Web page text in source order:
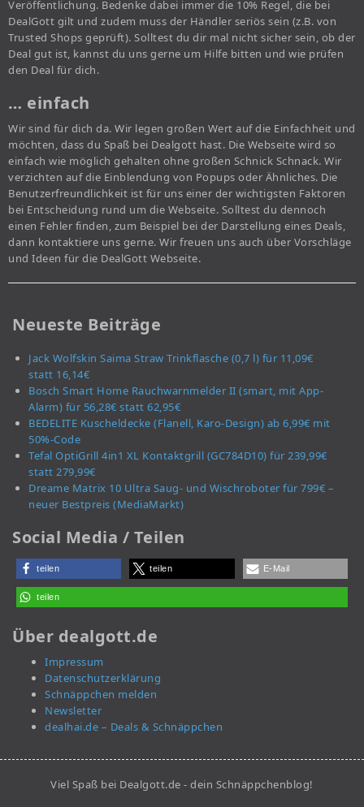
Veröffentlichung. Bedenke dabei immer die 10% Regel, die bei
DealGott gilt und zudem muss der Händler seriös sein (z.B. von
Trusted Shops geprüft). Solltest du dir mal nicht sicher sein, ob der
Deal gut ist, kannst du uns gerne um Hilfe bitten und wie prüfen
den Deal für dich.
… einfach
Wir sind für dich da. Wir legen großen Wert auf die Einfachheit und
möchten, dass du Spaß bei Dealgott hast. Die Webseite wird so
einfach wie möglich gehalten ohne großen Schnick Schnack. Wir
verzichten auf die Einblendung von Popups oder Ähnliches. Die
Benutzerfreundlichkeit ist für uns einer der wichtigsten Faktoren
bei Entscheidung rund um die Webseite. Solltest du dennoch
einen Fehler finden, zum Beispiel bei der Darstellung eines Deals,
dann kontaktiere uns gerne. Wir freuen uns auch über Vorschläge
und Ideen für die DealGott Webseite.
Neueste Beiträge
Jack Wolfskin Saima Straw Trinkflasche (0,7 l) für 11,09€
statt 16,14€
Bosch Smart Home Rauchwarnmelder II (smart, mit App-
Alarm) für 56,28€ statt 62,95€
BEDELITE Kuscheldecke (Flanell, Karo-Design) ab 6,99€ mit
50%-Code
Tefal OptiGrill 4in1 XL Kontaktgrill (GC784D10) für 239,99€
statt 279,99€
Dreame Matrix 10 Ultra Saug- und Wischroboter für 799€ –
neuer Bestpreis (MediaMarkt)
Social Media / Teilen
teilen teilen E-Mail
teilen
Über dealgott.de
Impressum
Datenschutzerklärung
Schnäppchen melden
Newsletter
dealhai.de – Deals & Schnäppchen
Viel Spaß bei Dealgott.de - dein Schnäppchenblog!